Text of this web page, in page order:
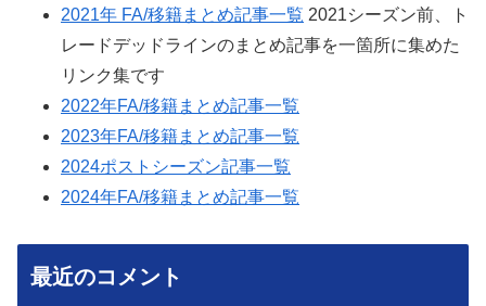
2021年 FA/移籍まとめ記事一覧 2021シーズン前、ト
レードデッドラインのまとめ記事を一箇所に集めた
リンク集です
2022年FA/移籍まとめ記事一覧
2023年FA/移籍まとめ記事一覧
2024ポストシーズン記事一覧
2024年FA/移籍まとめ記事一覧
最近のコメント